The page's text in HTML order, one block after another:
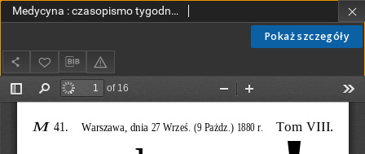
Pokaż szczegóły
Medycyna : czasopismo tygodniowe dla lekarzy praktycznych 1880, T. VIII, nr 41